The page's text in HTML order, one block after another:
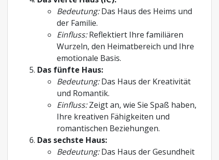
Bedeutung:Das Haus des Heims und
der Familie.
Einfluss:Reflektiert Ihre familiären
Wurzeln, den Heimatbereich und Ihre
emotionale Basis.
Das fünfte Haus:
Bedeutung:Das Haus der Kreativität
und Romantik.
Einfluss:Zeigt an, wie Sie Spaß haben,
Ihre kreativen Fähigkeiten und
romantischen Beziehungen.
Das sechste Haus:
Bedeutung:Das Haus der Gesundheit